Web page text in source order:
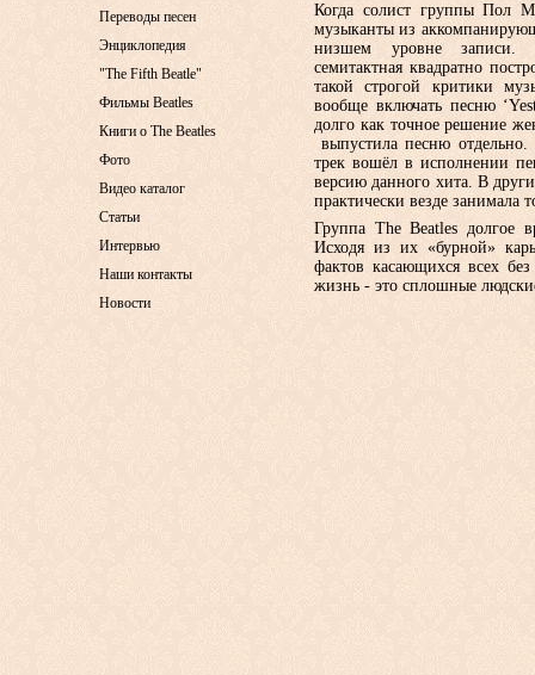
Когда солист группы Пол
музыканты из
низшем уровне записи.
семитактная квадратно
такой строгой критики
вообще включать песню
долго как точное решение
выпустила песню
трек вошёл в исполнении
версию данного хита. В
практически везде занимала
Группа Тhe Вeatles долгое
Исходя из их «бурной»
фактов касающихся всех
жизнь - это сплошные
Переводы песен
Энциклопедия
"The Fifth Beatle"
Фильмы Beatles
Книги о The Beatles
Фото
Видео каталог
Статьи
Интервью
Наши контакты
Новости